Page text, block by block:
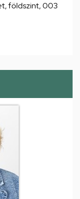
földszint, 003